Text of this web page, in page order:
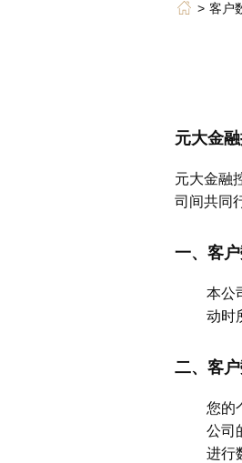
客户
元大金
元大金融
司间共同
一、客
本公
动时
二、客
您的
公司
进行